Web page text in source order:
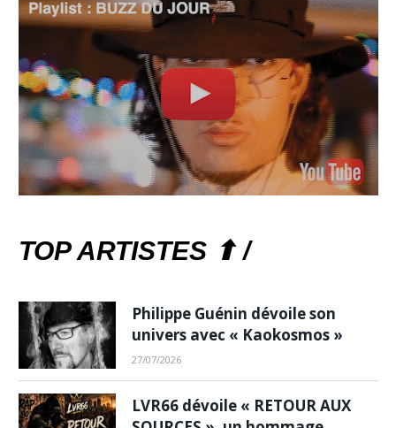
TOP ARTISTES ⬆ /
Philippe Guénin dévoile son
univers avec « Kaokosmos »
27/07/2026
LVR66 dévoile « RETOUR AUX